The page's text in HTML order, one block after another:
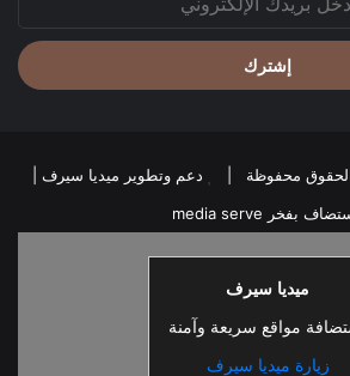
الحقوق محفوظة | دعم وتطوير ميديا سيرف
بفخر media serve
ميديا سيرف
مواقع سريعة وآمنة
زيارة ميديا سيرف